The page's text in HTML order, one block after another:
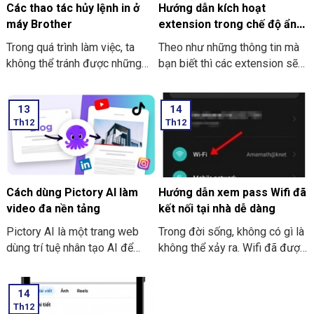
Các thao tác hủy lệnh in ở
máy Brother
Trong quá trình làm việc, ta
không thể tránh được những
Sẽ có lúc bạn lỡ tay nhấn in
nhầm, nhấn nhầm file hay là lỡ
tay nhấn chọn in ra nhiều bản
hơn. Các thao tác hủy lệnh in ở
máy Brother là hủy, không cần
in thêm tài liệu tiếp nữa. Và
việc thực hiện hủy lệnh in là
điều tốt nhất nhằm tránh sự
lãng phí thời gian.
Hướng dẫn kích hoạt
extension trong chế độ ẩn
danh ở Google Chrome
Theo như những thông tin mà
bạn biết thì các extension sẽ
tab ẩn danh ở trên Google
Chrome. Trong bài viết này
THIÊN SƠN COMPUTER sẽ
chỉ cho bạn cách kích hoạt
extension nhé.
13
Th12
Cách dùng Pictory AI làm
video đa nền tảng
Pictory AI là một trang web
dùng trí tuệ nhân tạo AI để
người sử dụng. Bạn có thể tiến
hành thực hiện làm video cho
14
Th12
Hướng dẫn xem pass Wifi đã
kết nối tại nhà dễ dàng
Trong đời sống, không có gì là
không thể xảy ra. Wifi đã được
14
Th12